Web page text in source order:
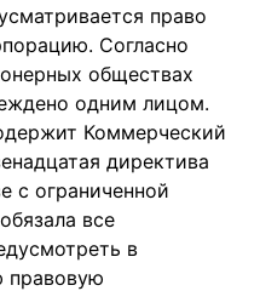
право
Согласно
обществах
одним лицом.
Коммерческий
директива
с ограниченной
все
в
правовую